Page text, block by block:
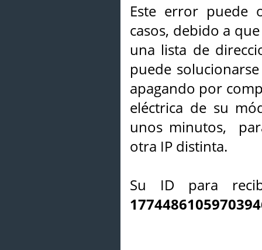
Este error puede
casos, debido a
una lista de
puede
apagando por
eléctrica de su
unos minutos,
otra IP distinta.
Su ID para